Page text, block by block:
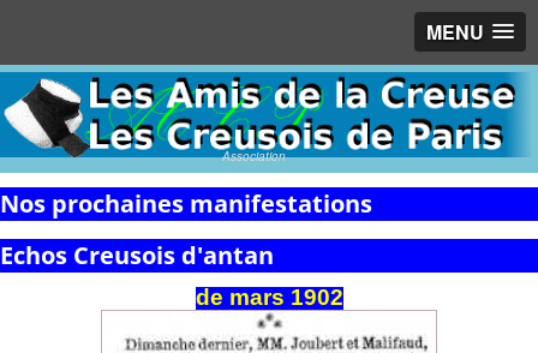
MENU
Association
Nos prochaines manifestations
Echos Creusois d'antan
de mars 1902